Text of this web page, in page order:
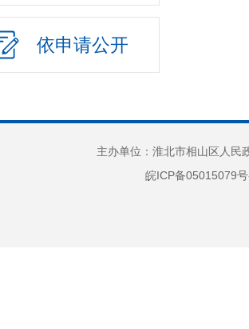
网上政务服务
招标采购
新闻发布
依申请公开
主办单位：淮北市相山区人
皖ICP备05015079